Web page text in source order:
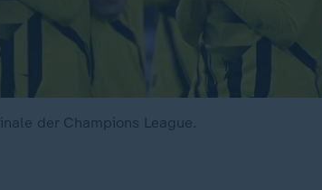
der Champions League.